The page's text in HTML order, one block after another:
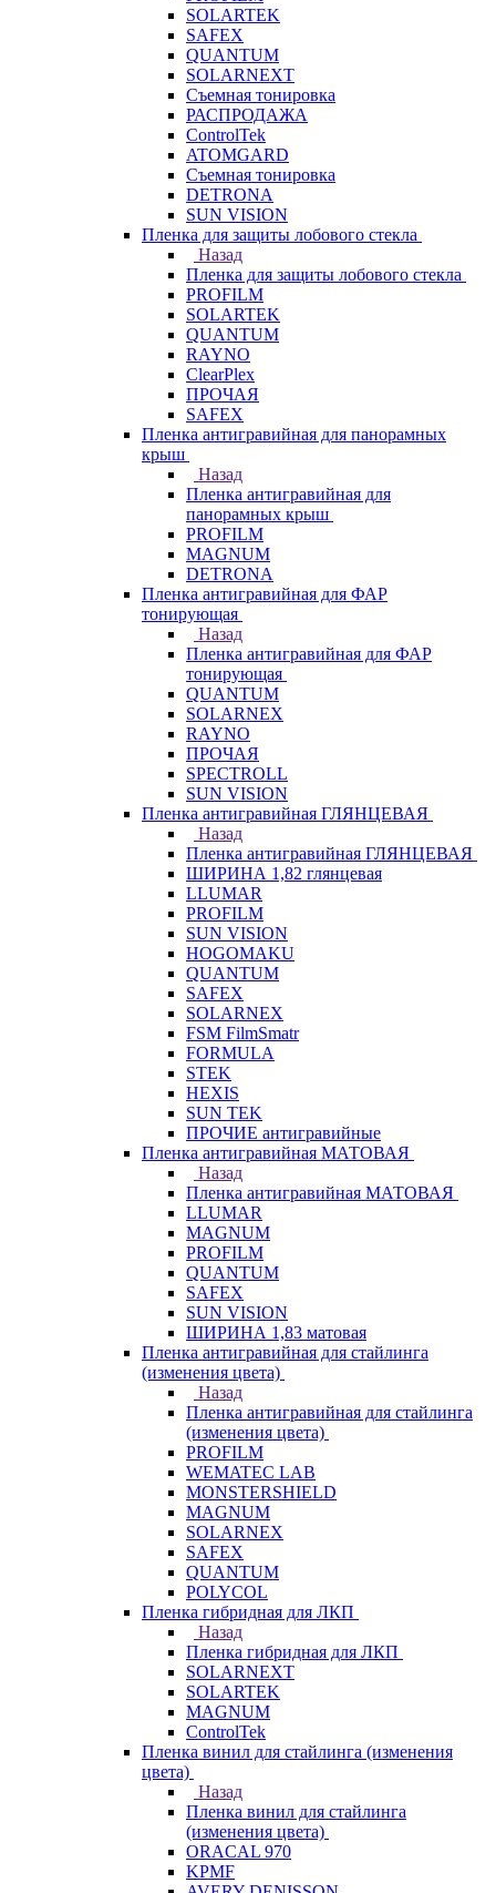
SOLARTEK
SAFEX
QUANTUM
SOLARNEXT
Съемная тонировка
РАСПРОДАЖА
ControlTek
ATOMGARD
Съемная тонировка
DETRONA
SUN VISION
Пленка для защиты лобового стекла
Назад
Пленка для защиты лобового стекла
PROFILM
SOLARTEK
QUANTUM
RAYNO
ClearPlex
ПРОЧАЯ
SAFEX
Пленка антигравийная для панорамных
крыш
Назад
Пленка антигравийная для
панорамных крыш
PROFILM
MAGNUM
DETRONA
Пленка антигравийная для ФАР
тонирующая
Назад
Пленка антигравийная для ФАР
тонирующая
QUANTUM
SOLARNEX
RAYNO
ПРОЧАЯ
SPECTROLL
SUN VISION
Пленка антигравийная ГЛЯНЦЕВАЯ
Назад
Пленка антигравийная ГЛЯНЦЕВАЯ
ШИРИНА 1,82 глянцевая
LLUMAR
PROFILM
SUN VISION
HOGOMAKU
QUANTUM
SAFEX
SOLARNEX
FSM FilmSmatr
FORMULA
STEK
HEXIS
SUN TEK
ПРОЧИЕ антигравийные
Пленка антигравийная МАТОВАЯ
Назад
Пленка антигравийная МАТОВАЯ
LLUMAR
MAGNUM
PROFILM
QUANTUM
SAFEX
SUN VISION
ШИРИНА 1,83 матовая
Пленка антигравийная для стайлинга
(изменения цвета)
Назад
Пленка антигравийная для стайлинга
(изменения цвета)
PROFILM
WEMATEC LAB
MONSTERSHIELD
MAGNUM
SOLARNEX
SAFEX
QUANTUM
POLYCOL
Пленка гибридная для ЛКП
Назад
Пленка гибридная для ЛКП
SOLARNEXT
SOLARTEK
MAGNUM
ControlTek
Пленка винил для стайлинга (изменения
цвета)
Назад
Пленка винил для стайлинга
(изменения цвета)
ORACAL 970
KPMF